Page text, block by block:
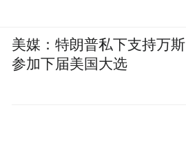
美媒：特朗普私下支持万斯
参加下届美国大选